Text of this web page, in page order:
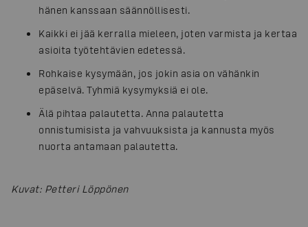
hänen kanssaan säännöllisesti.
Kaikki ei jää kerralla mieleen, joten varmista ja kertaa
asioita työtehtävien edetessä.
Rohkaise kysymään, jos jokin asia on vähänkin
epäselvä. Tyhmiä kysymyksiä ei ole.
Älä pihtaa palautetta. Anna palautetta
onnistumisista ja vahvuuksista ja kannusta myös
nuorta antamaan palautetta.
Kuvat: Petteri Löppönen